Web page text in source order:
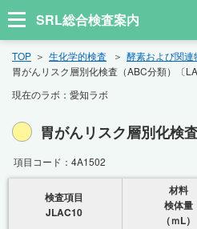
SRL総合検査案内
TOP 生化学的検査
酵素および関連
胃がんリスク層別化検査（ABC分類）〔LA
現在のラボ： 愛知ラボ
胃がんリスク層別化検
項目コード：4A1502
検査項目
JLAC10
材料
検体量
（ｍL）